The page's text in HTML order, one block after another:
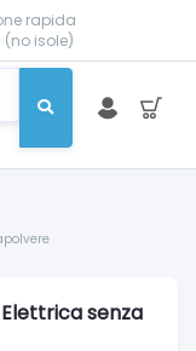
rapida
isole)
senza